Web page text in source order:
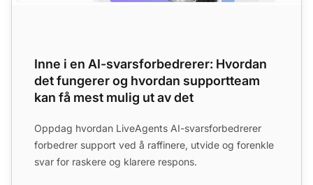
Inne i en AI-svarsforbedrerer: Hvordan
det fungerer og hvordan supportteam
kan få mest mulig ut av det
Oppdag hvordan LiveAgents AI-svarsforbedrerer
forbedrer support ved å raffinere, utvide og forenkle
svar for raskere og klarere respons.